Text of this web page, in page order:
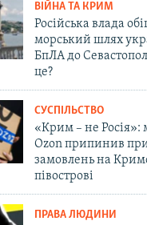
ВІЙНА ТА КРИМ
Російська влада
морський шлях
БпЛА до
це?
СУСПІЛЬСТВО
«Крим – не Росія»:
Ozon припинив
замовлень на
півострові
ПРАВА ЛЮДИНИ